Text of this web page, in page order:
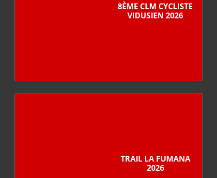
8ÈME CLM CYCLISTE
VIDUSIEN 2026
TRAIL LA FUMANA
2026